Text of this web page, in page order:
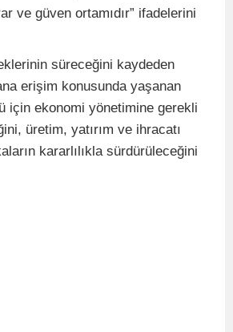
ve güven ortamıdır” ifadelerini
süreceğini kaydeden
erişim konusunda yaşanan
için ekonomi yönetimine gerekli
üretim, yatırım ve ihracatı
kararlılıkla sürdürüleceğini